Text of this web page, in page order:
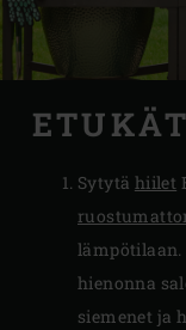
Sytytä hiilet
hienonna
siemenet ja